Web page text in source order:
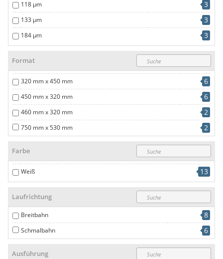
Mastertac Digital 27
PICOFILM 4
Polyart® Indigo 3
Rebecca Indigo Bright 5
Robuskin 5
Yupo Blue 7
YUPOTako 3
118 µm 3
133 µm 3
184 µm 3
Format
320 mm x 450 mm 6
450 mm x 320 mm 6
460 mm x 320 mm 2
750 mm x 530 mm 2
Farbe
Weiß 13
Laufrichtung
Breitbahn 8
Schmalbahn 6
Ausführung